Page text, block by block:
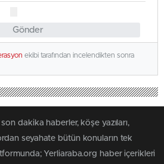
Gönder
ekibi tarafından incelendikten sonra
dakika haberler, köşe yazıları,
seyahate bütün konuların tek
Yerliaraba.org haber içerikleri